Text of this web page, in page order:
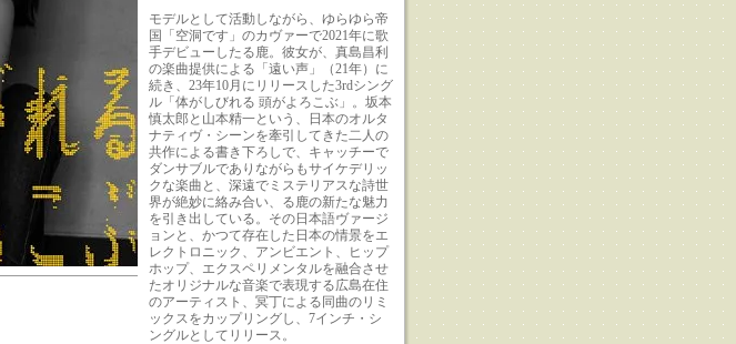
モデルとして活動しながら、ゆらゆら帝
国「空洞です」のカヴァーで2021年に歌
手デビューしたる鹿。彼女が、真島昌利
の楽曲提供による「遠い声」（21年）に
続き、23年10月にリリースした3rdシング
ル「体がしびれる 頭がよろこぶ」。坂本
慎太郎と山本精一という、日本のオルタ
ナティヴ・シーンを牽引してきた二人の
共作による書き下ろしで、キャッチーで
ダンサブルでありながらもサイケデリッ
クな楽曲と、深遠でミステリアスな詩世
界が絶妙に絡み合い、る鹿の新たな魅力
を引き出している。その日本語ヴァージ
ョンと、かつて存在した日本の情景をエ
レクトロニック、アンビエント、ヒップ
ホップ、エクスペリメンタルを融合させ
たオリジナルな音楽で表現する広島在住
のアーティスト、冥丁による同曲のリミ
ックスをカップリングし、7インチ・シ
ングルとしてリリース。